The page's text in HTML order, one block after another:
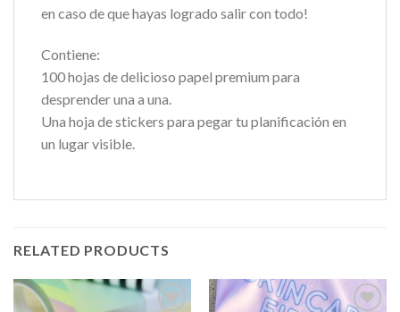
en caso de que hayas logrado salir con todo!
Contiene:
100 hojas de delicioso papel premium para
desprender una a una.
Una hoja de stickers para pegar tu planificación en
un lugar visible.
RELATED PRODUCTS